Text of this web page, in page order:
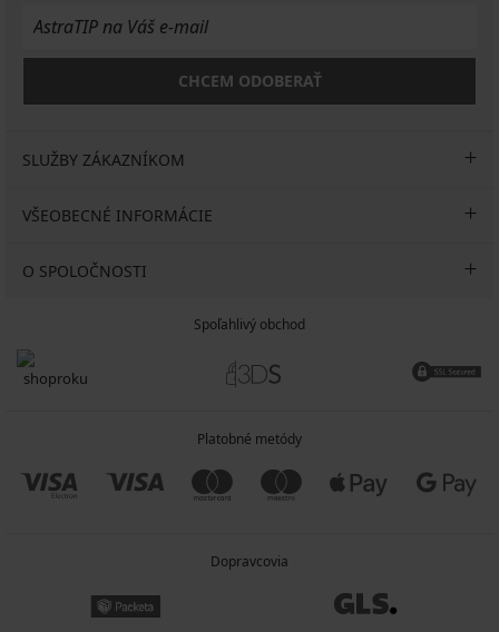
CHCEM ODOBERAŤ
SLUŽBY ZÁKAZNÍKOM
VŠEOBECNÉ INFORMÁCIE
O SPOLOČNOSTI
Spoľahlivý obchod
Platobné metódy
Dopravcovia